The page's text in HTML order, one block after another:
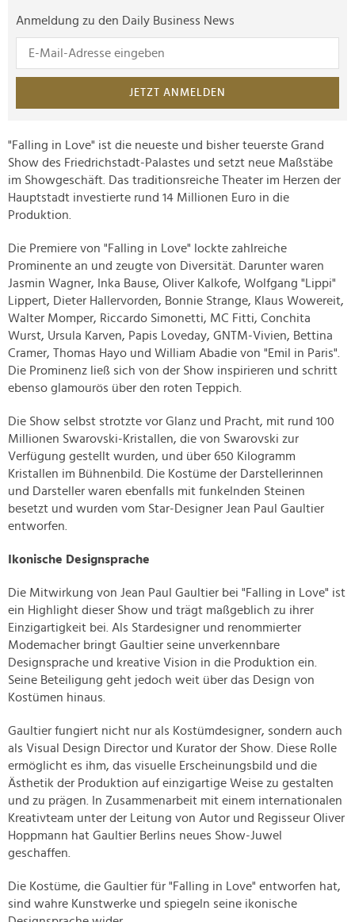
Anmeldung zu den Daily Business News
JETZT ANMELDEN
"Falling in Love" ist die neueste und bisher teuerste Grand
Show des Friedrichstadt-Palastes und setzt neue Maßstäbe
im Showgeschäft. Das traditionsreiche Theater im Herzen der
Hauptstadt investierte rund 14 Millionen Euro in die
Produktion.
Die Premiere von "Falling in Love" lockte zahlreiche
Prominente an und zeugte von Diversität. Darunter waren
Jasmin Wagner, Inka Bause, Oliver Kalkofe, Wolfgang "Lippi"
Lippert, Dieter Hallervorden, Bonnie Strange, Klaus Wowereit,
Walter Momper, Riccardo Simonetti, MC Fitti, Conchita
Wurst, Ursula Karven, Papis Loveday, GNTM-Vivien, Bettina
Cramer, Thomas Hayo und William Abadie von "Emil in Paris".
Die Prominenz ließ sich von der Show inspirieren und schritt
ebenso glamourös über den roten Teppich.
Die Show selbst strotzte vor Glanz und Pracht, mit rund 100
Millionen Swarovski-Kristallen, die von Swarovski zur
Verfügung gestellt wurden, und über 650 Kilogramm
Kristallen im Bühnenbild. Die Kostüme der Darstellerinnen
und Darsteller waren ebenfalls mit funkelnden Steinen
besetzt und wurden vom Star-Designer Jean Paul Gaultier
entworfen.
Ikonische Designsprache
Die Mitwirkung von Jean Paul Gaultier bei "Falling in Love" ist
ein Highlight dieser Show und trägt maßgeblich zu ihrer
Einzigartigkeit bei. Als Stardesigner und renommierter
Modemacher bringt Gaultier seine unverkennbare
Designsprache und kreative Vision in die Produktion ein.
Seine Beteiligung geht jedoch weit über das Design von
Kostümen hinaus.
Gaultier fungiert nicht nur als Kostümdesigner, sondern auch
als Visual Design Director und Kurator der Show. Diese Rolle
ermöglicht es ihm, das visuelle Erscheinungsbild und die
Ästhetik der Produktion auf einzigartige Weise zu gestalten
und zu prägen. In Zusammenarbeit mit einem internationalen
Kreativteam unter der Leitung von Autor und Regisseur Oliver
Hoppmann hat Gaultier Berlins neues Show-Juwel
geschaffen.
Die Kostüme, die Gaultier für "Falling in Love" entworfen hat,
sind wahre Kunstwerke und spiegeln seine ikonische